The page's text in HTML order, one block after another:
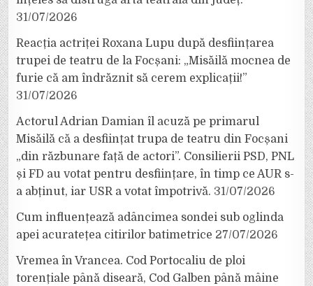
31/07/2026
Reacția actriței Roxana Lupu după desființarea
trupei de teatru de la Focșani: „Misăilă mocnea de
furie că am îndrăznit să cerem explicații!”
31/07/2026
Actorul Adrian Damian îl acuză pe primarul
Misăilă că a desființat trupa de teatru din Focșani
„din răzbunare față de actori”. Consilierii PSD, PNL
și FD au votat pentru desființare, în timp ce AUR s-
a abținut, iar USR a votat împotrivă. 31/07/2026
Cum influențează adâncimea sondei sub oglinda
apei acuratețea citirilor batimetrice 27/07/2026
Vremea în Vrancea. Cod Portocaliu de ploi
torențiale până diseară, Cod Galben până mâine